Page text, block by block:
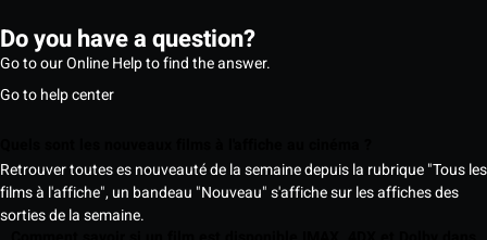
Do you have a question?
Go to our Online Help to find the answer.
Go to help center
Retrouver toutes es nouveauté de la semaine depuis la rubrique "Tous les
films à l'affiche", un bandeau "Nouveau" s'affiche sur les affiches des
sorties de la semaine.